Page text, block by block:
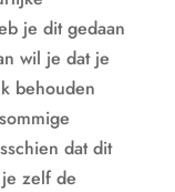
je dit gedaan
wil je dat je
behouden
dat dit
zelf de